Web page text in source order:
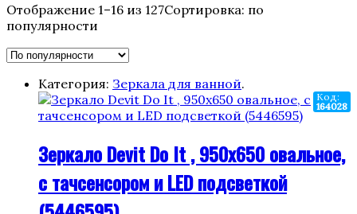
Отображение 1–16 из 127Сортировка: по
популярности
Категория: Зеркала для ванной.
Код:
164028
Зеркало Devit Do It , 950х650 овальное,
с тачсенсором и LED подсветкой